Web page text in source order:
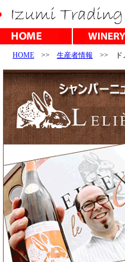
HOME >> 生産者情報 >> ド